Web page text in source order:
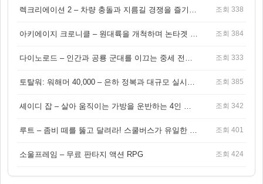
조회 338
조회 384
조회 333
조회 385
조회 342
조회 401
소울프레임 – 무료 판타지 액션 RPG 조회 424